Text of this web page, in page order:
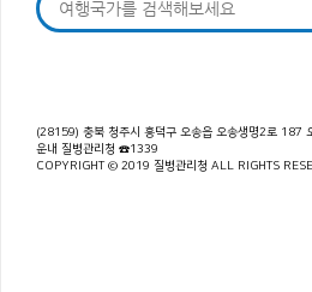
(28159) 충북 청주시 흥덕구 오송읍 오송생명2로 187
운내 질병관리청 ☎1339
COPYRIGHT © 2019 질병관리청 ALL RIGHTS